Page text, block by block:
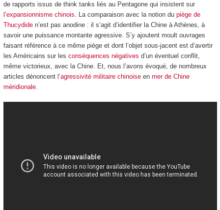
de rapports issus de think tanks liés au Pentagone qui insistent sur
l’expansionnisme chinois. La comparaison avec la notion du piège de
Thucydiden’est pas anodine : il s’agit d’identifier la Chine à Athènes, à
savoir une puissance montante agressive. S’y ajoutent moult ouvrages
faisant référence à ce même piège et dont l’objet sous-jacent est d’avertir
les Américains sur les conséquences négatives d’un éventuel conflit,
même victorieux, avec la Chine. Et, nous l’avons évoqué, de nombreux
articles dénoncent l’agressivité militaire chinoiseen mer de Chine
méridionale.